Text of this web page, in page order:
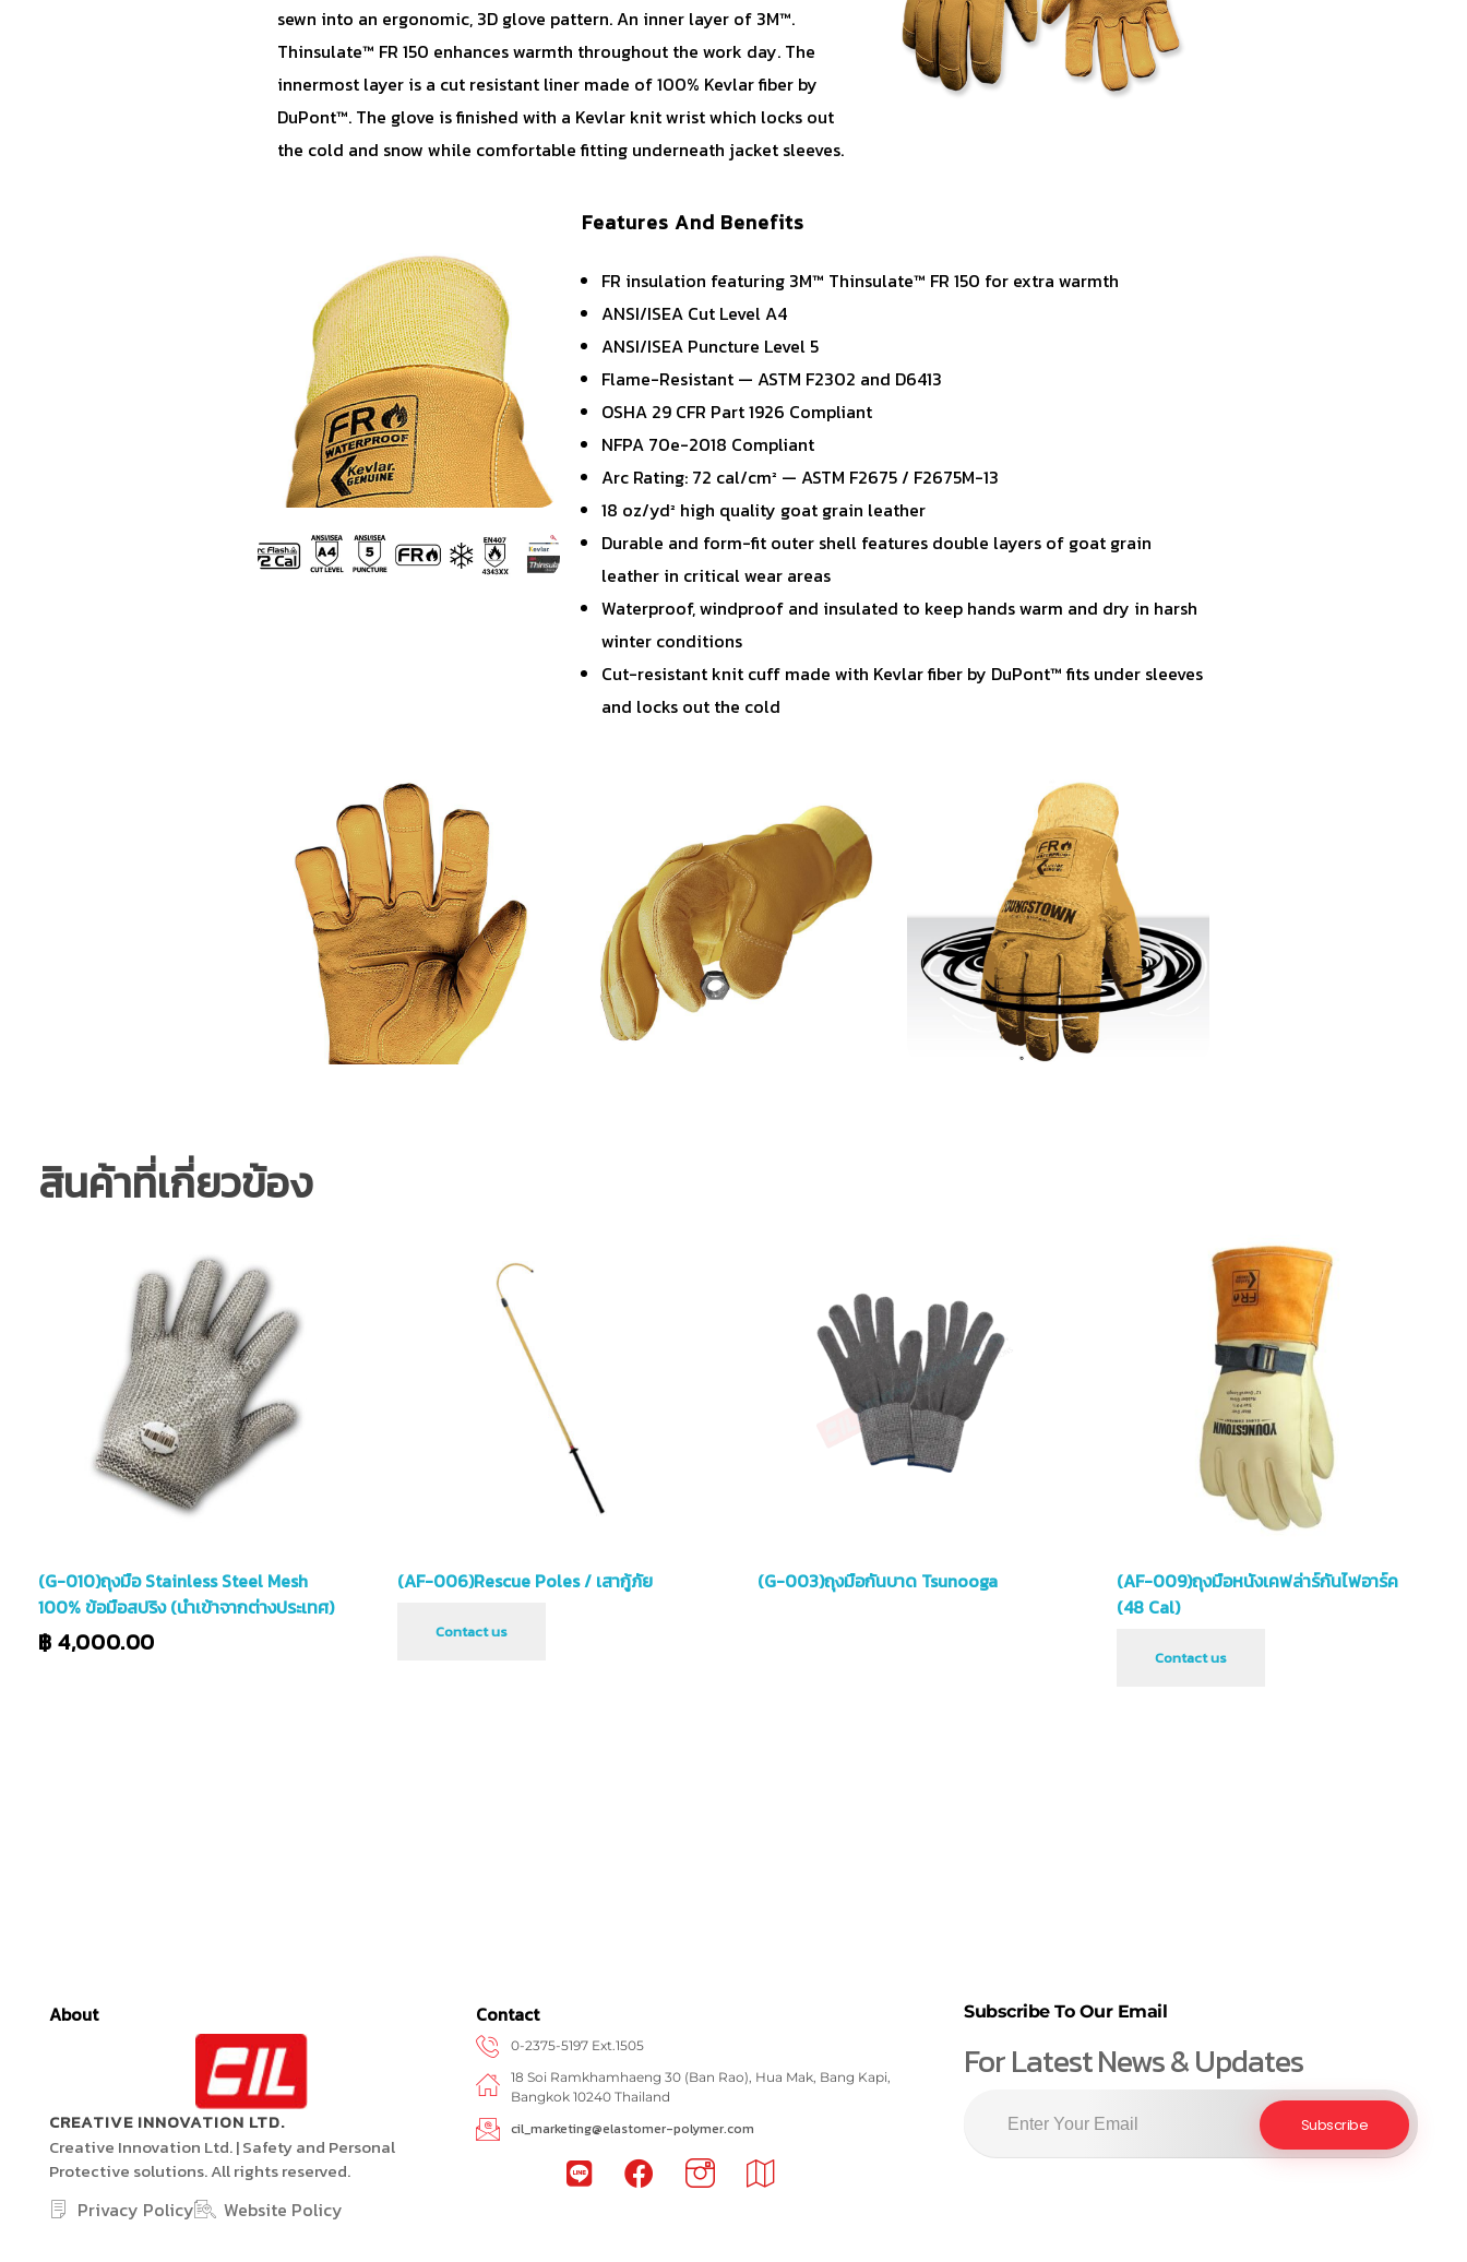
sewn into an ergonomic, 3D glove pattern. An inner layer of 3M™.
Thinsulate™ FR 150 enhances warmth throughout the work day. The
innermost layer is a cut resistant liner made of 100% Kevlar fiber by
DuPont™. The glove is finished with a Kevlar knit wrist which locks out
the cold and snow while comfortable fitting underneath jacket sleeves.
Features And Benefits
FR insulation featuring 3M™ Thinsulate™ FR 150 for extra warmth
ANSI/ISEA Cut Level A4
ANSI/ISEA Puncture Level 5
Flame-Resistant — ASTM F2302 and D6413
OSHA 29 CFR Part 1926 Compliant
NFPA 70e-2018 Compliant
Arc Rating: 72 cal/cm² — ASTM F2675 / F2675M-13
18 oz/yd² high quality goat grain leather
Durable and form-fit outer shell features double layers of goat grain
leather in critical wear areas
Waterproof, windproof and insulated to keep hands warm and dry in harsh
winter conditions
Cut-resistant knit cuff made with Kevlar fiber by DuPont™ fits under sleeves
and locks out the cold
สินค้าที่เกี่ยวข้อง
(G-010)ถุงมือ Stainless Steel Mesh
100% ข้อมือสปริง (นำเข้าจากต่างประเทศ)
฿ 4,000.00
(AF-006)Rescue Poles / เสากู้ภัย
Contact us
(G-003)ถุงมือกันบาด Tsunooga
(AF-009)ถุงมือหนังเคฟล่าร์กันไฟอาร์ค
(48 Cal)
Contact us
About
CREATIVE INNOVATION LTD.
Creative Innovation Ltd. | Safety and Personal
Protective solutions. All rights reserved.
Privacy Policy Website Policy
Contact
0-2375-5197 Ext.1505
18 Soi Ramkhamhaeng 30 (Ban Rao), Hua Mak, Bang Kapi,
Bangkok 10240 Thailand
cil_marketing@elastomer-polymer.com
Subscribe To Our Email
For Latest News & Updates